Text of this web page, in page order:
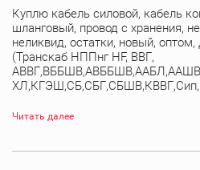
Куплю кабель силовой, кабель
шланговый, провод с хранения,
неликвид, остатки, новый,
(Транскаб НППнг HF, ВВГ,
Читать далее